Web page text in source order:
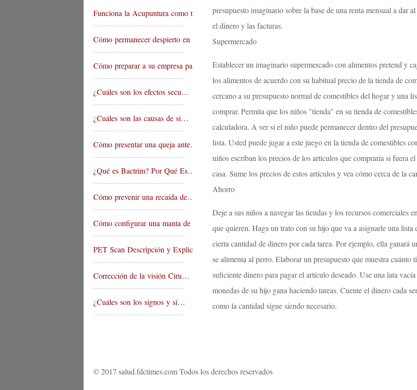
Funciona la Acupuntura como tr…
Cómo permanecer despierto en …
Cómo preparar a su empresa pa…
¿Cuáles son los efectos secu…
¿Cuáles son las causas de si…
Cómo presentar una queja ante…
¿Qué es Bactrim? Por Qué Es…
Cómo prevenir una recaída de…
Cómo configurar una manta de …
PET Scan Descripción y Explic…
Corrección de la visión Ciru…
¿Cuáles son los signos y sí…
presupuesto imaginario sobre la base de una renta mensual a dar
el dinero y las facturas.
Supermercado
Establecer un imaginario supermercado con alimentos pretend y
los alimentos de acuerdo con su habitual precio de la tienda de
cercano a su presupuesto normal de comestibles del hogar y una
comprar. Permita que los niños "tienda" en su tienda de
calculadora. A ver si el niño puede permanecer dentro del
lista. Usted puede jugar a este juego en la tienda de comestibles
niños escriban los precios de los artículos que compraría si fuera
casa. Sume los precios de estos artículos y vea cómo cerca de la
Ahorro
Deje a sus niños a navegar las tiendas y los recursos comerciales
que quieren. Haga un trato con su hijo que va a asignarle una lista
cierta cantidad de dinero por cada tarea. Por ejemplo, ella ganará
se alimenta al perro. Elaborar un presupuesto que muestra cuánto
suficiente dinero para pagar el artículo deseado. Use una lata
monedas de su hijo gana haciendo tareas. Cuente el dinero cada
como la cantidad sigue siendo necesario.
© 2017 salud.fdctimes.com Todos los derechos reservados